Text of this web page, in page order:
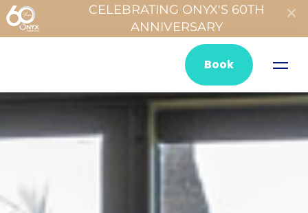
CELEBRATING ONYX'S 60TH
ANNIVERSARY
Book